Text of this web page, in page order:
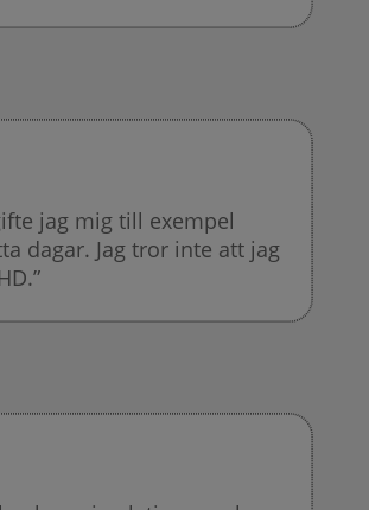
jag mig till exempel
dagar. Jag tror inte att jag